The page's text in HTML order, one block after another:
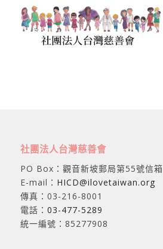
社團法人台灣慈善會
PO Box：觀音新坡郵局第55號信箱
E-mail： HICD@ilovetaiwan.org
傳真：03-216-8001
電話： 03-477-5289
統一編號：85277908